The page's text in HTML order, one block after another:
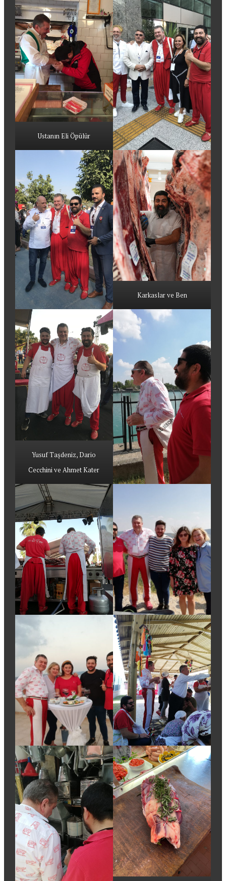
Ustanın Eli Öpülür
Karkaslar ve Ben
Yusuf Taşdeniz, Dario
Cecchini ve Ahmet Kater